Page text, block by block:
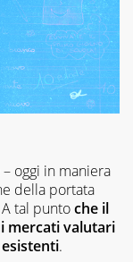
oggi in maniera
della portata
tal puntoche il
mercati valutari
.